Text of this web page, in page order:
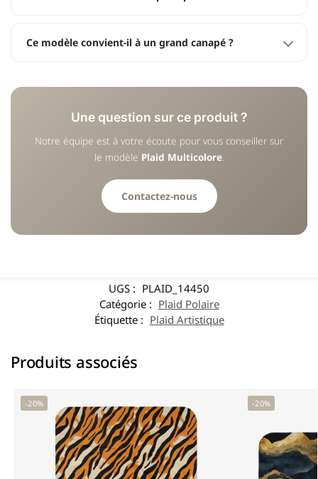
Ce modèle convient-il à un grand canapé ?
Une question sur ce produit ?
Notre équipe est à votre écoute pour vous conseiller sur
le modèle Plaid Multicolore.
Contactez-nous
UGS : PLAID_14450
Catégorie : Plaid Polaire
Étiquette : Plaid Artistique
Produits associés
-20% -20%